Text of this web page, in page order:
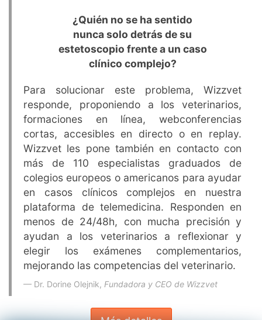
¿Quién no se ha sentido
nunca solo detrás de su
estetoscopio frente a un caso
clínico complejo?
Para solucionar este problema, Wizzvet
responde, proponiendo a los veterinarios,
formaciones en línea, webconferencias
cortas, accesibles en directo o en replay.
Wizzvet les pone también en contacto con
más de 110 especialistas graduados de
colegios europeos o americanos para ayudar
en casos clínicos complejos en nuestra
plataforma de telemedicina. Responden en
menos de 24/48h, con mucha precisión y
ayudan a los veterinarios a reflexionar y
elegir los exámenes complementarios,
mejorando las competencias del veterinario.
Dr. Dorine Olejnik, Fundadora y CEO de Wizzvet